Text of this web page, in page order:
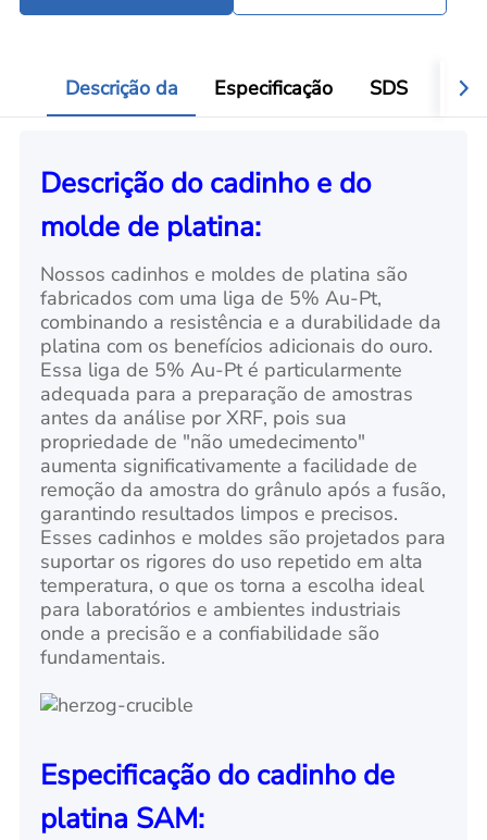
Descrição da Especificação SDS
Descrição do cadinho e do
molde de platina:
Nossos cadinhos e moldes de platina são
fabricados com uma liga de 5% Au-Pt,
combinando a resistência e a durabilidade da
platina com os benefícios adicionais do ouro.
Essa liga de 5% Au-Pt é particularmente
adequada para a preparação de amostras
antes da análise por XRF, pois sua
propriedade de "não umedecimento"
aumenta significativamente a facilidade de
remoção da amostra do grânulo após a fusão,
garantindo resultados limpos e precisos.
Esses cadinhos e moldes são projetados para
suportar os rigores do uso repetido em alta
temperatura, o que os torna a escolha ideal
para laboratórios e ambientes industriais
onde a precisão e a confiabilidade são
fundamentais.
Especificação do cadinho de
platina SAM: